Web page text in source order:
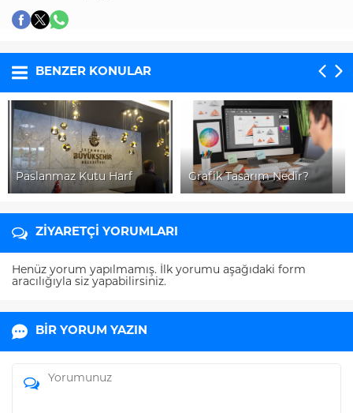
BENZER KONULAR
Paslanmaz Kutu Harf Grafik Tasarım Nedir?
ZİYARETÇİ YORUMLARI
Henüz yorum yapılmamış. İlk yorumu aşağıdaki form
aracılığıyla siz yapabilirsiniz.
BİR YORUM YAZIN